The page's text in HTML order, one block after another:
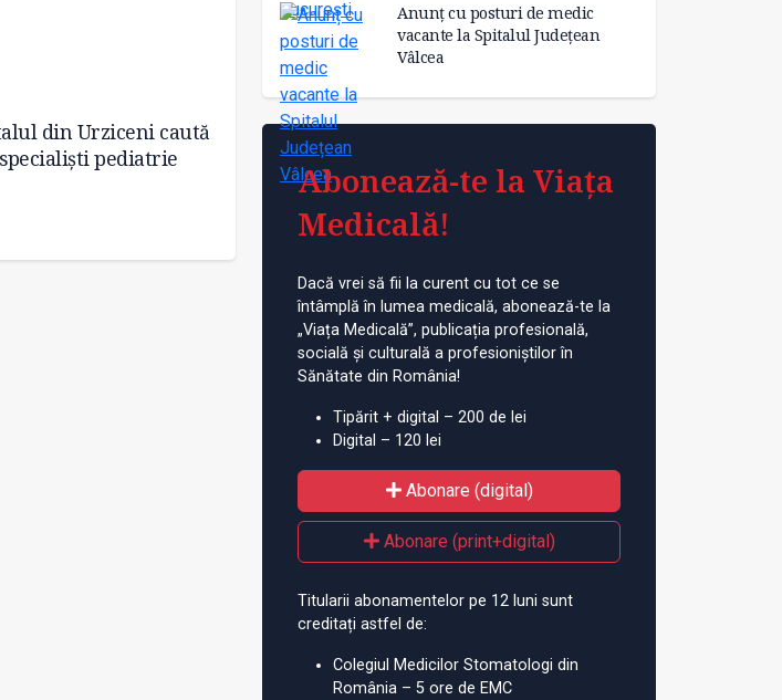
din Urziceni caută
pediatrie
În Ploiești – un post de
medic specialist medicină
de laborator
Post de specialist
București
Anunț cu posturi de medic
vacante la Spitalul Județean
Vâlcea
Abonează-te la Viața
Medicală!
Dacă vrei să fii la curent cu tot ce se
întâmplă în lumea medicală, abonează-te la
„Viața Medicală”, publicația profesională,
socială și culturală a profesioniștilor în
Sănătate din România!
Tipărit + digital – 200 de lei
Digital – 120 lei
Abonare (digital)
Abonare (print+digital)
Titularii abonamentelor pe 12 luni sunt
creditați astfel de:
Colegiul Medicilor Stomatologi din
România – 5 ore de EMC